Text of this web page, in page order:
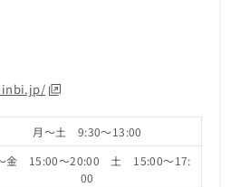
月～土 9:30～13:00
金 15:00～20:00 土 15:00～17:
00